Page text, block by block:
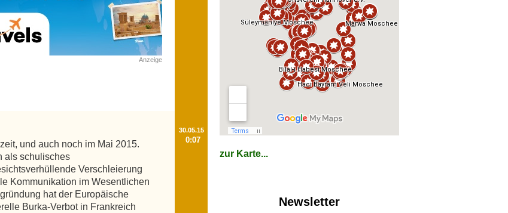
Anzeige
und auch noch im Mai 2015.
als schulisches
Verschleierung
Kommunikation im Wesentlichen
hat der Europäische
Burka-Verbot in Frankreich
30.05.15
0:07
zur Karte...
Newsletter